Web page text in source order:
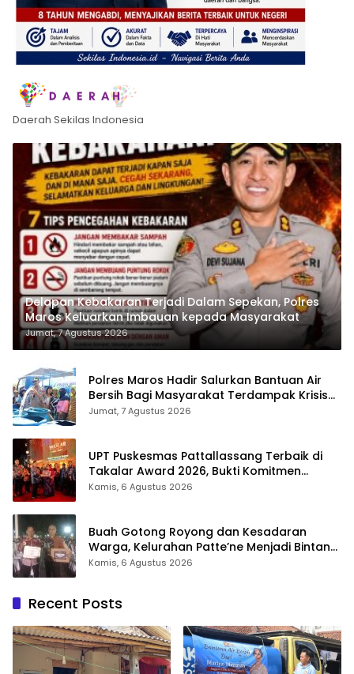
Daerah Sekilas Indonesia
Delapan Kebakaran Terjadi Dalam Sepekan, Polres
Maros Keluarkan Imbauan kepada Masyarakat
Jumat, 7 Agustus 2026
Polres Maros Hadir Salurkan Bantuan Air
Bersih Bagi Masyarakat Terdampak Krisis
Air Bersih Di Maros
Jumat, 7 Agustus 2026
UPT Puskesmas Pattallassang Terbaik di
Takalar Award 2026, Bukti Komitmen
Hadirkan Pelayanan Kesehatan Berkualitas
Kamis, 6 Agustus 2026
Buah Gotong Royong dan Kesadaran
Warga, Kelurahan Patte’ne Menjadi Bintang
Takalar Award 2026
Kamis, 6 Agustus 2026
Recent Posts